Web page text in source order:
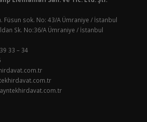
Füsun sok. No: 43/A Ümraniye / İstanbul
Sk. No:36/A Ümraniye / İstanbul
33 – 34